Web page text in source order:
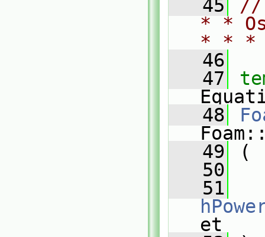
   45
//
* *
* *
   46
   47
   48
   49
(
   50
   51
et